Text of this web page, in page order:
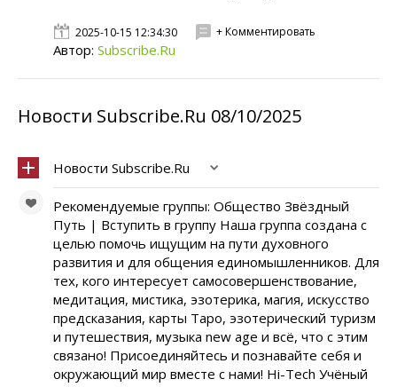
2025-10-15 12:34:30 + Комментировать
Автор: Subscribe.Ru
Новости Subscribe.Ru 08/10/2025
Новости Subscribe.Ru
Рекомендуемые группы: Общество Звёздный
Путь | Вступить в группу Наша группа создана с
целью помочь ищущим на пути духовного
развития и для общения единомышленников. Для
тех, кого интересует самосовершенствование,
медитация, мистика, эзотерика, магия, искусство
предсказания, карты Таро, эзотерический туризм
и путешествия, музыка new age и всё, что с этим
связано! Присоединяйтесь и познавайте себя и
окружающий мир вместе с нами! Hi-Tech Учёный